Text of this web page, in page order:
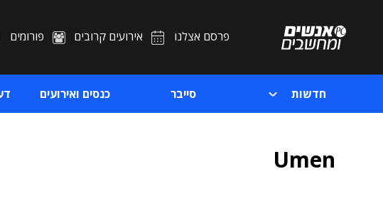
פרסם אצלנו אירועים קרובים פורומים
חדשות סייבר כנסים ואירועים
Umen